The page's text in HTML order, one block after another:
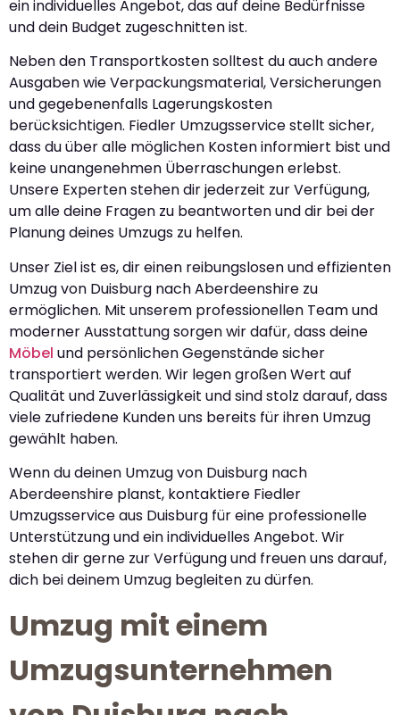
ein individuelles Angebot, das auf deine Bedürfnisse
und dein Budget zugeschnitten ist.
Neben den Transportkosten solltest du auch andere
Ausgaben wie Verpackungsmaterial, Versicherungen
und gegebenenfalls Lagerungskosten
berücksichtigen. Fiedler Umzugsservice stellt sicher,
dass du über alle möglichen Kosten informiert bist und
keine unangenehmen Überraschungen erlebst.
Unsere Experten stehen dir jederzeit zur Verfügung,
um alle deine Fragen zu beantworten und dir bei der
Planung deines Umzugs zu helfen.
Unser Ziel ist es, dir einen reibungslosen und effizienten
Umzug von Duisburg nach Aberdeenshire zu
ermöglichen. Mit unserem professionellen Team und
moderner Ausstattung sorgen wir dafür, dass deine
Möbel und persönlichen Gegenstände sicher
transportiert werden. Wir legen großen Wert auf
Qualität und Zuverlässigkeit und sind stolz darauf, dass
viele zufriedene Kunden uns bereits für ihren Umzug
gewählt haben.
Wenn du deinen Umzug von Duisburg nach
Aberdeenshire planst, kontaktiere Fiedler
Umzugsservice aus Duisburg für eine professionelle
Unterstützung und ein individuelles Angebot. Wir
stehen dir gerne zur Verfügung und freuen uns darauf,
dich bei deinem Umzug begleiten zu dürfen.
Umzug mit einem
Umzugsunternehmen